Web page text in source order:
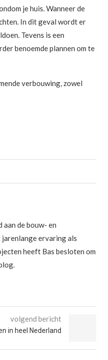
je huis. Wanneer de
In dit geval wordt er
Tevens is een
benoemde plannen om te
verbouwing, zowel
de bouw- en
ervaring als
heeft Bas besloten om
volgend bericht
in heel Nederland